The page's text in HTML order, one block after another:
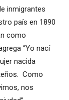
inmigrantes
país en 1890
como
“Yo nací
nacida
Como
nos